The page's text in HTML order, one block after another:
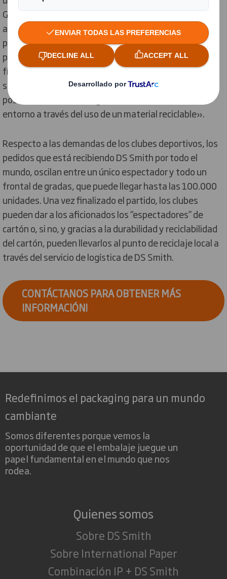
Gracias a un material versátil como el cartón, podemos
ayudar a equipos de todo el mundo a crear el ambiente
propio de las competiciones, mientras sus aficionados
permanecen en casa respetando el distanciamiento
físico. Nuestra gama «De vuelta al Deporte» es una
solución sostenible ideal que ofrece a los equipos la
posibilidad de llenar las gradas, además de cuidar del
entorno a través del uso de un material reciclable».
Respecto a las demandas de los clubes deportivos, los
pedidos que está recibiendo DS Smith por todo el
mundo, oscilan entre un único espectador y todo un
frontal de gradas, que puede llegar hasta las 100.000
unidades. Una vez finalizado el partido, los clubes
pueden dar a los aficionados los “espectadores” de
cartón o, si no, y gracias a la durabilidad y reciclabilidad
del cartón, pueden llevarlos al punto de reciclaje local a
través del servicio de logística de DS Smith.
CONTÁCTANOS PARA OBTENER MÁS
INFORMACIÓN!
Redefinimos el packaging para un mundo
cambiante
Somos diferentes porque vemos la
oportunidad de que el embalaje juegue un
papel fundamental en el mundo que nos
rodea.
Quienes somos
Sobre DS Smith
Sobre International Paper
Combinación IP + DS Smith